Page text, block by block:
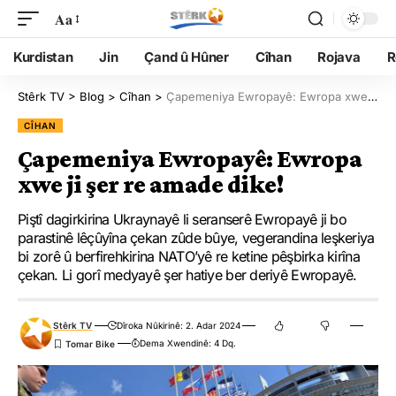
Aa
Kurdistan Jin Çand û Hûner Cîhan Rojava
Stêrk TV > Blog > Cîhan > Çapemeniya Ewropayê: Ewropa xwe ji şer re amade dike!
CÎHAN
Çapemeniya Ewropayê: Ewropa
xwe ji şer re amade dike!
Piştî dagirkirina Ukraynayê li seranserê Ewropayê ji bo
parastinê lêçûyîna çekan zûde bûye, vegerandina leşkeriya
bi zorê û berfirehkirina NATO’yê re ketine pêşbirka kirîna
çekan. Li gorî medyayê şer hatiye ber deriyê Ewropayê.
Stêrk TV
Dîroka Nûkirinê: 2. Adar 2024
Dema Xwendinê: 4 Dq.